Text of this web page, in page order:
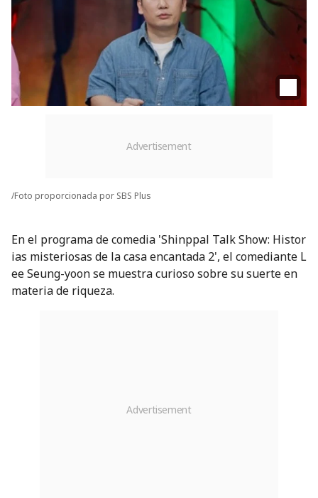
/Foto proporcionada por SBS Plus
En el programa de comedia 'Shinppal Talk Show: Histor
ias misteriosas de la casa encantada 2', el comediante L
ee Seung-yoon se muestra curioso sobre su suerte en
materia de riqueza.